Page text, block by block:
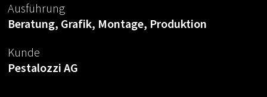
Ausführung
Beratung, Grafik, Montage, Produktion
Kunde
Pestalozzi AG